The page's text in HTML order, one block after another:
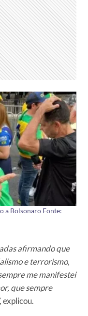
a Bolsonaro Fonte:
afirmando que
e terrorismo,
me manifestei
que sempre
, explicou.